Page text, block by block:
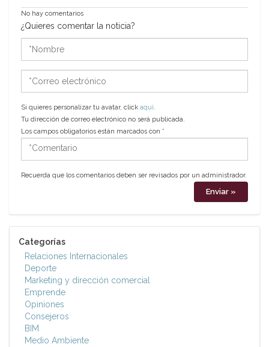
No hay comentarios
¿Quieres comentar la noticia?
*Nombre
*Correo
electrónico
Si quieres personalizar tu avatar, click aquí.
Tu dirección de correo electrónico no será publicada.
Los campos obligatorios están marcados con *
*Comentario
Recuerda que los comentarios deben ser revisados por un administrador.
Categorías
Relaciones Internacionales
Deporte
Marketing y dirección comercial
Emprende
Opiniones
Consejeros
BIM
Medio Ambiente